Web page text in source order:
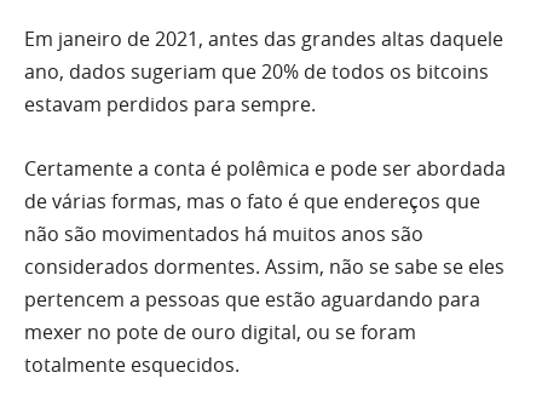
Em janeiro de 2021, antes das grandes altas daquele
ano, dados sugeriam que 20% de todos os bitcoins
estavam perdidos para sempre.
Certamente a conta é polêmica e pode ser abordada
de várias formas, mas o fato é que endereços que
não são movimentados há muitos anos são
considerados dormentes. Assim, não se sabe se eles
pertencem a pessoas que estão aguardando para
mexer no pote de ouro digital, ou se foram
totalmente esquecidos.